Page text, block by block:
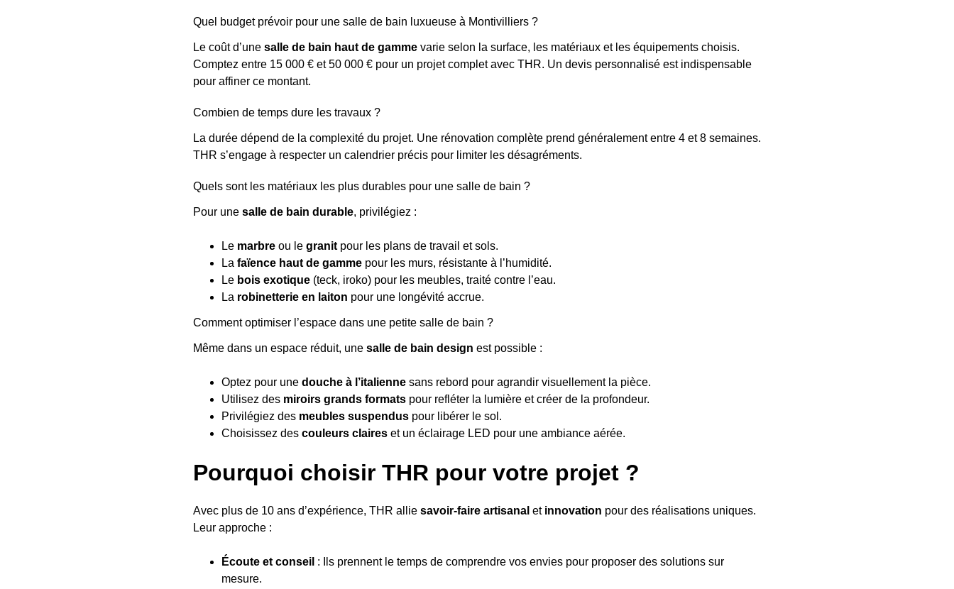
Quel budget prévoir pour une salle de bain luxueuse à Montivilliers ?
Le coût d’une salle de bain haut de gamme varie selon la surface, les matériaux et les équipements choisis.
Comptez entre 15 000 € et 50 000 € pour un projet complet avec THR. Un devis personnalisé est indispensable
pour affiner ce montant.
Combien de temps dure les travaux ?
La durée dépend de la complexité du projet. Une rénovation complète prend généralement entre 4 et 8 semaines.
THR s’engage à respecter un calendrier précis pour limiter les désagréments.
Quels sont les matériaux les plus durables pour une salle de bain ?
Pour une salle de bain durable, privilégiez :
Le marbre ou le granit pour les plans de travail et sols.
La faïence haut de gamme pour les murs, résistante à l’humidité.
Le bois exotique (teck, iroko) pour les meubles, traité contre l’eau.
La robinetterie en laiton pour une longévité accrue.
Comment optimiser l’espace dans une petite salle de bain ?
Même dans un espace réduit, une salle de bain design est possible :
Optez pour une douche à l’italienne sans rebord pour agrandir visuellement la pièce.
Utilisez des miroirs grands formats pour refléter la lumière et créer de la profondeur.
Privilégiez des meubles suspendus pour libérer le sol.
Choisissez des couleurs claires et un éclairage LED pour une ambiance aérée.
Pourquoi choisir THR pour votre projet ?
Avec plus de 10 ans d’expérience, THR allie savoir-faire artisanal et innovation pour des réalisations uniques.
Leur approche :
Écoute et conseil : Ils prennent le temps de comprendre vos envies pour proposer des solutions sur
mesure.